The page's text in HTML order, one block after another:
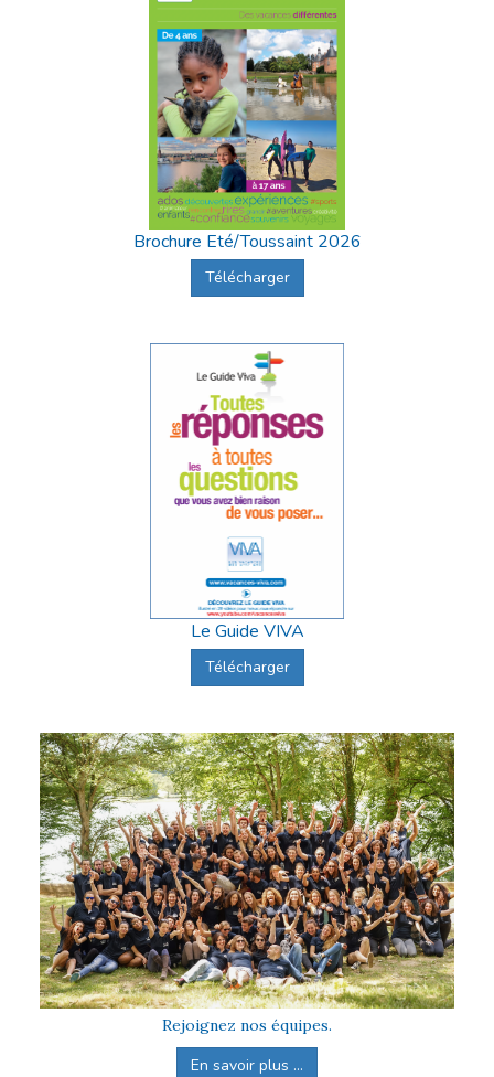
Brochure Eté/Toussaint 2026
Télécharger
Le Guide VIVA
Télécharger
Rejoignez nos équipes.
En savoir plus ...